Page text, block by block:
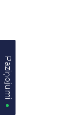
Paziņojumi
Paziņojumi